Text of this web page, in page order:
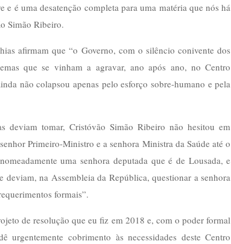
e é uma desatenção completa para uma matéria que nós há
Simão Ribeiro.
afirmam que “o Governo, com o silêncio conivente dos
que se vinham a agravar, ano após ano, no Centro
não colapsou apenas pelo esforço sobre-humano e pela
deviam tomar, Cristóvão Simão Ribeiro não hesitou em
Primeiro-Ministro e a senhora Ministra da Saúde até o
uma senhora deputada que é de Lousada, e
na Assembleia da República, questionar a senhora
formais”.
de resolução que eu fiz em 2018 e, com o poder formal
cobrimento às necessidades deste Centro